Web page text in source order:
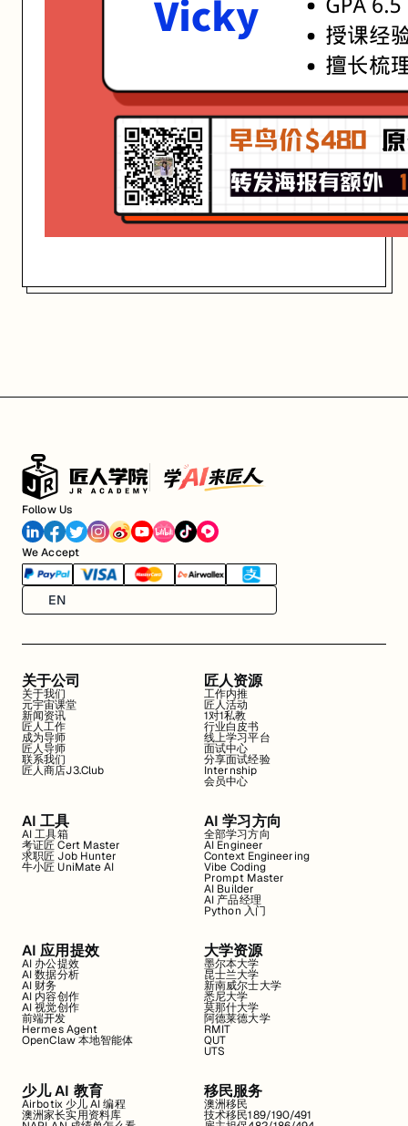
Business Process Improvement
匠人学院提供高质量的IT培训课程和Workshop，帮助学员掌握实用技能
Follow Us
We Accept
EN
关于公司
关于我们
元宇宙课堂
新闻资讯
匠人工作
成为导师
匠人导师
联系我们
匠人商店J3.Club
匠人资源
工作内推
匠人活动
1对1私教
行业白皮书
线上学习平台
面试中心
分享面试经验
Internship
会员中心
AI 工具
AI 工具箱
考证匠 Cert Master
求职匠 Job Hunter
牛小匠 UniMate AI
AI 学习方向
全部学习方向
AI Engineer
Context Engineering
Vibe Coding
Prompt Master
AI Builder
AI 产品经理
Python 入门
AI 应用提效
AI 办公提效
AI 数据分析
AI 财务
AI 内容创作
AI 视觉创作
前端开发
Hermes Agent
OpenClaw 本地智能体
大学资源
墨尔本大学
昆士兰大学
新南威尔士大学
悉尼大学
莫那什大学
阿德莱德大学
RMIT
QUT
UTS
少儿 AI 教育
Airbotix 少儿 AI 编程
澳洲家长实用资料库
移民服务
澳洲移民
技术移民189/190/491